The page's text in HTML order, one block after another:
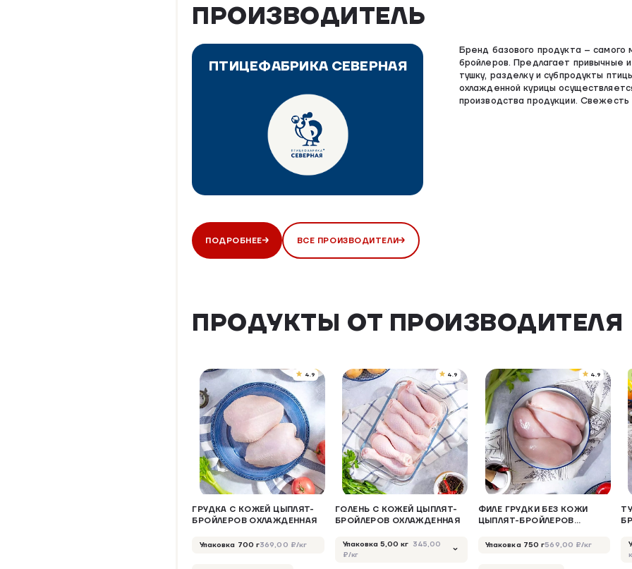
ПРОИЗВОДИТЕЛЬ
ПТИЦЕФАБРИКА СЕВЕРНАЯ
ПОДРОБНЕЕ ВСЕ ПРОИЗВОДИТЕЛИ
Бренд базового продукта – самого
бройлеров. Предлагает привычные
тушку, разделку и субпродукты
охлажденной курицы
производства продукции. Свежесть
ПРОДУКТЫ ОТ ПРОИЗВОДИТЕЛЯ
4.9
ГРУДКА С КОЖЕЙ ЦЫПЛЯТ-
БРОЙЛЕРОВ ОХЛАЖДЕННАЯ
Упаковка 700 г369,00 ₽/кг
4.9
ГОЛЕНЬ С КОЖЕЙ ЦЫПЛЯТ-
БРОЙЛЕРОВ ОХЛАЖДЕННАЯ
Упаковка 5,00 кг
345,00
₽/кг
4.9
ФИЛЕ ГРУДКИ БЕЗ КОЖИ
ЦЫПЛЯТ-БРОЙЛЕРОВ
Упаковка 750 г569,00 ₽/кг